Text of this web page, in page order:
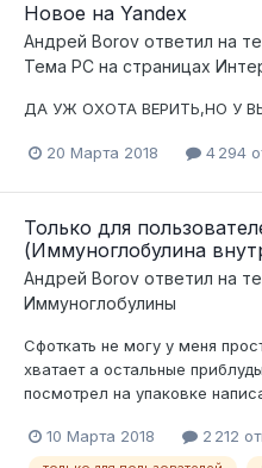
Новое на Yandex
Андрей Borov ответил на
Тема РС на страницах
ДА УЖ ОХОТА ВЕРИТЬ,НО У
20 Марта 2018 4 294
Только для
(Иммуноглобулина
Андрей Borov ответил на
Иммуноглобулины
Сфоткать не могу у меня
хватает а остальные
посмотрел на упаковке
10 Марта 2018 2 212